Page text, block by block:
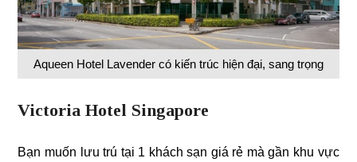
Aqueen Hotel Lavender có kiến trúc hiện đại, sang trọng
Victoria Hotel Singapore
Bạn muốn lưu trú tại 1 khách sạn giá rẻ mà gần khu vực